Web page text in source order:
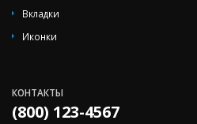
Вкладки
Иконки
КОНТАКТЫ
(800) 123-4567